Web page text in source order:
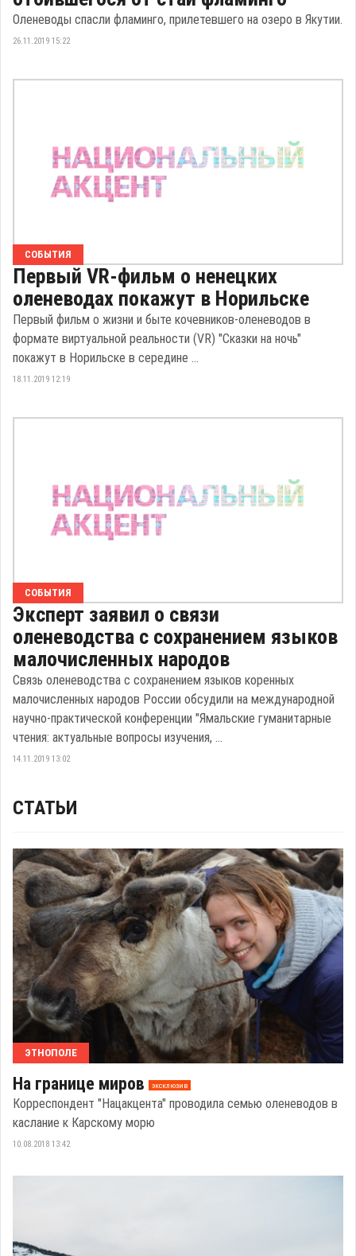
Оленеводы спасли фламинго, прилетевшего на озеро в Якутии.
26.11.2019 15:22
СОБЫТИЯ
Первый VR-фильм о ненецких
оленеводах покажут в Норильске
Первый фильм о жизни и быте кочевников-оленеводов в
формате виртуальной реальности (VR) "Сказки на ночь"
покажут в Норильске в середине ...
18.11.2019 12:19
СОБЫТИЯ
Эксперт заявил о связи
оленеводства с сохранением языков
малочисленных народов
Связь оленеводства с сохранением языков коренных
малочисленных народов России обсудили на международной
научно-практической конференции "Ямальские гуманитарные
чтения: актуальные вопросы изучения, ...
14.11.2019 13:02
СТАТЬИ
ЭТНОПОЛЕ
На границе миров эксклюзив
Корреспондент "Нацакцента" проводила семью оленеводов в
каслание к Карскому морю
10.08.2018 13:42